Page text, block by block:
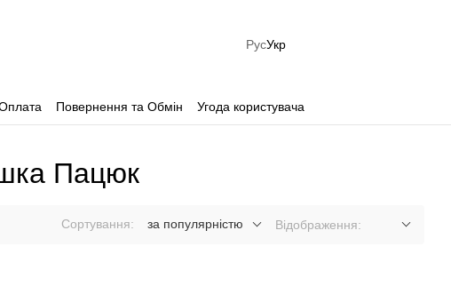
РусУкр
Повернення та Обмін Угода користувача
Пацюк
Сортування: за популярністю Відображення: